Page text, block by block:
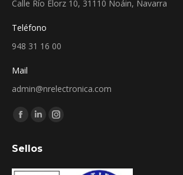
Calle Río Elorz 10, 31110 Noáin, Navarra
Teléfono
948 31 16 00
Mail
admin@nrelectronica.com
Encuéntranos en:
Facebook
opens
in
Linkedin
opens
in
Instagram
in
Sellos